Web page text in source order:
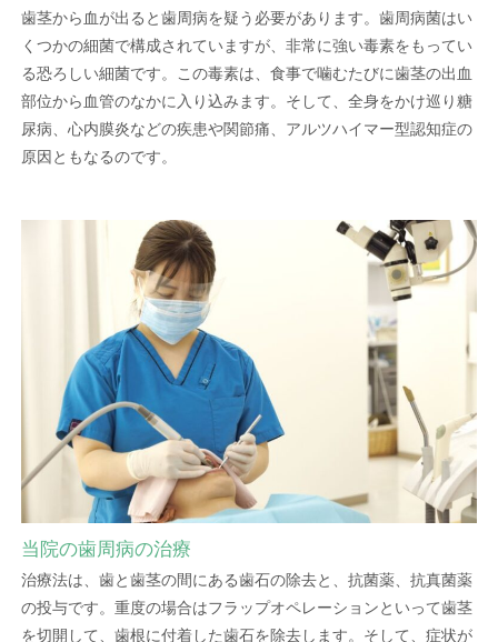
歯茎から血が出ると歯周病を疑う必要があります。歯周病菌はい
くつかの細菌で構成されていますが、非常に強い毒素をもってい
る恐ろしい細菌です。この毒素は、食事で噛むたびに歯茎の出血
部位から血管のなかに入り込みます。そして、全身をかけ巡り糖
尿病、心内膜炎などの疾患や関節痛、アルツハイマー型認知症の
原因ともなるのです。
当院の歯周病の治療
治療法は、歯と歯茎の間にある歯石の除去と、抗菌薬、抗真菌薬
の投与です。重度の場合はフラップオペレーションといって歯茎
を切開して、歯根に付着した歯石を除去します。そして、症状が